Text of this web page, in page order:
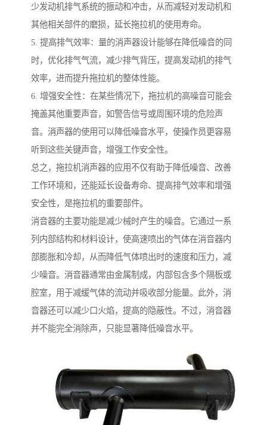
少发动机排气系统的振动和冲击，从而减轻对发动机和
其他相关部件的磨损，延长拖拉机的使用寿命。
5. 提高排气效率：量的消声器设计能够在降低噪音的同
时，优化排气气流，减少排气背压，提高发动机的排气
效率，进而提升拖拉机的整体性能。
6. 增强安全性：在某些情况下，拖拉机的高噪音可能会
掩盖其他重要声音，如警告信号或周围环境的危险声
音。消声器的使用可以降低噪音水平，使操作员更容易
听到这些关键声音，增强工作安全性。
总之，拖拉机消声器的应用不仅有助于降低噪音、改善
工作环境和，还能延长设备寿命、提高排气效率和增强
安全性，是拖拉机的重要部件。
消音器的主要功能是减少械时产生的噪音。它通过一系
列内部结构和材料设计，使高速喷出的气体在消音器内
部膨胀和冷却，从而降低气体喷出时的速度和压力，减
少噪音。消音器通常由金属制成，内部包含多个隔板或
腔室，用于减缓气体的流动并吸收部分能量。此外，消
音器还可以减少口火焰，提高的隐蔽性。不过，消音器
并不能完全消除声，只能显著降低噪音水平。